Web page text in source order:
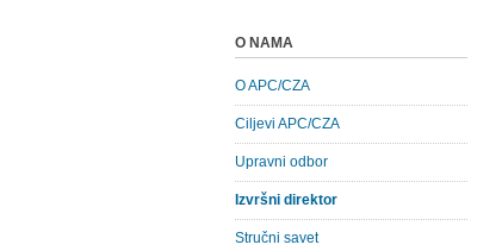
O NAMA
O APC/CZA
Ciljevi APC/CZA
Upravni odbor
Izvršni direktor
Stručni savet